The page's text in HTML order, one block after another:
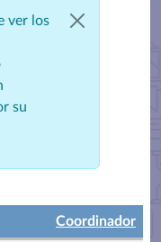
ver los
su
Coordinador